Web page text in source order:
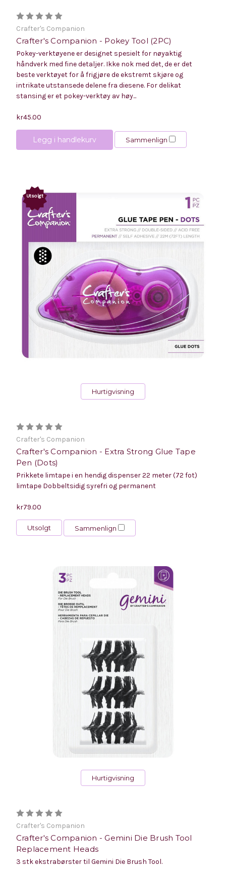
Crafter's Companion
Crafter's Companion - Pokey Tool (2PC)
Pokey-verktøyene er designet spesielt for nøyaktig
håndverk med fine detaljer. Ikke nok med det, de er det
beste verktøyet for å frigjøre de ekstremt skjøre og
intrikate utstansede delene fra diesene. For delikat
stansing er et pokey-verktøy av høy...
kr45.00
Legg i handlekurv Sammenlign
Utsolgt
Hurtigvisning
Crafter's Companion
Crafter's Companion - Extra Strong Glue Tape
Pen (Dots)
Prikkete limtape i en hendig dispenser 22 meter (72 fot)
limtape Dobbeltsidig syrefri og permanent
kr79.00
Utsolgt Sammenlign
Hurtigvisning
Crafter's Companion
Crafter's Companion - Gemini Die Brush Tool
Replacement Heads
3 stk ekstrabørster til Gemini Die Brush Tool.